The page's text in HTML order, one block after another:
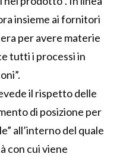
insieme ai fornitori
per avere materie
tutti i processi in
il rispetto delle
di posizione per
all’interno del quale
con cui viene